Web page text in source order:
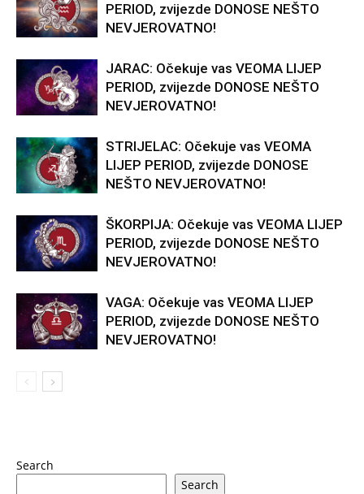
PERIOD, zvijezde DONOSE NEŠTO
NEVJEROVATNO!
JARAC: Očekuje vas VEOMA LIJEP
PERIOD, zvijezde DONOSE NEŠTO
NEVJEROVATNO!
STRIJELAC: Očekuje vas VEOMA
LIJEP PERIOD, zvijezde DONOSE
NEŠTO NEVJEROVATNO!
ŠKORPIJA: Očekuje vas VEOMA LIJEP
PERIOD, zvijezde DONOSE NEŠTO
NEVJEROVATNO!
VAGA: Očekuje vas VEOMA LIJEP
PERIOD, zvijezde DONOSE NEŠTO
NEVJEROVATNO!
Search
Search